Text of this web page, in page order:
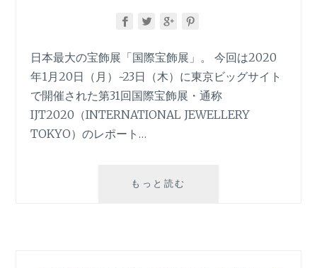
日本最大の宝飾展「国際宝飾展」。 今回は2020
年1月20日（月）~23日（木）に東京ビッグサイト
で開催された第31回国際宝飾展・通称
IJT2020（INTERNATIONAL JEWELLERY
TOKYO）のレポート…
もっと読む